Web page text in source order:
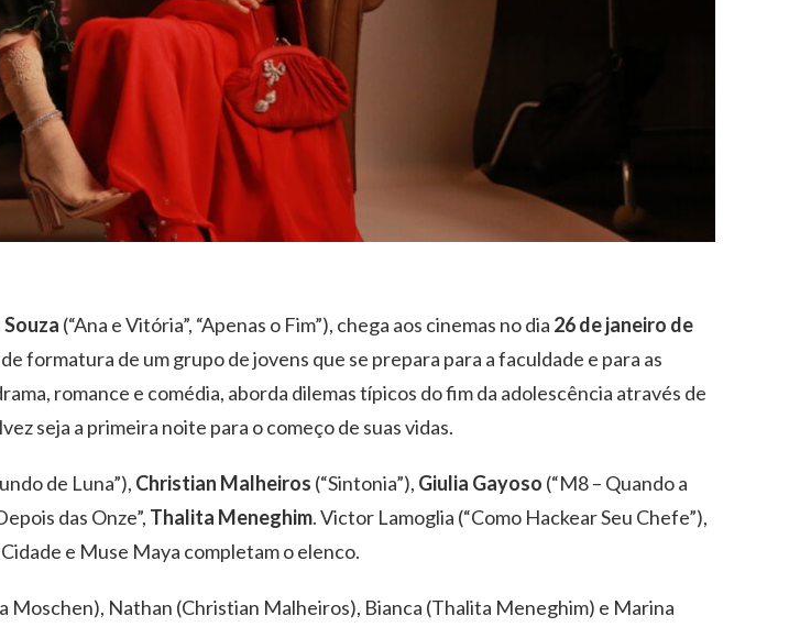
(“Ana e Vitória”, “Apenas o Fim”), chega aos cinemas no dia 26 de janeiro de
formatura de um grupo de jovens que se prepara para a faculdade e para as
romance e comédia, aborda dilemas típicos do fim da adolescência através de
seja a primeira noite para o começo de suas vidas.
de Luna”), Christian Malheiros (“Sintonia”), Giulia Gayoso (“M8 – Quando a
das Onze”, Thalita Meneghim. Victor Lamoglia (“Como Hackear Seu Chefe”),
e Muse Maya completam o elenco.
Moschen), Nathan (Christian Malheiros), Bianca (Thalita Meneghim) e Marina